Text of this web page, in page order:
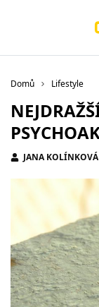
Domů Lifestyle
JANA KOLÍNKOVÁ